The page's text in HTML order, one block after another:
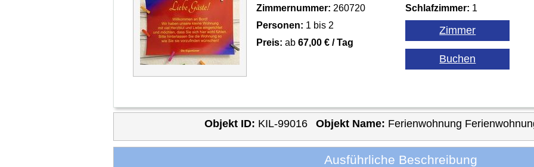
Zimmernummer: 260720
Personen: 1 bis 2
Preis: ab67,00 € / Tag
Schlafzimmer: 1
Objekt ID: KIL-99016 Objekt Name: Ferienwohnung
Ausführliche Beschreibung